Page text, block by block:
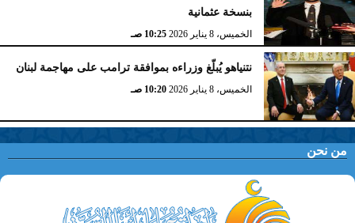
بنسخة عثمانية
الخميس، 8 يناير 2026 10:25 صـ
نتنياهو يُبلّغ وزراءه بموافقة ترامب على مهاجمة لبنان
الخميس، 8 يناير 2026 10:20 صـ
من نحن